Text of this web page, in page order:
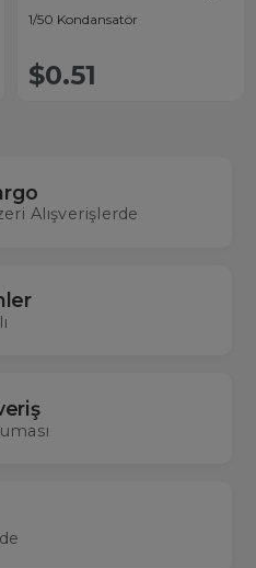
1/50 Kondansatör
$0.51
Alışverişlerde